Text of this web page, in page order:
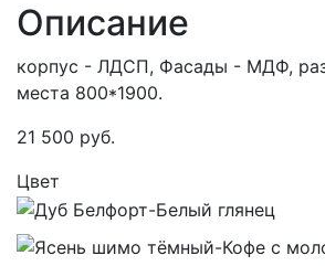
Описание
корпус - ЛДСП, Фасады - МДФ,
места 800*1900.
21 500 руб.
Цвет